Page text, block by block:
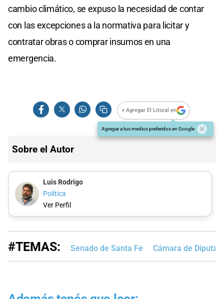
cambio climático, se expuso la necesidad de contar
con las excepciones a la normativa para licitar y
contratar obras o comprar insumos en una
emergencia.
+ Agregar El Litoral en
Agregar a tus medios preferidos en Google
Sobre el Autor
Luis Rodrigo
Política
Ver Perfil
#TEMAS: Senado de Santa Fe Cámara de